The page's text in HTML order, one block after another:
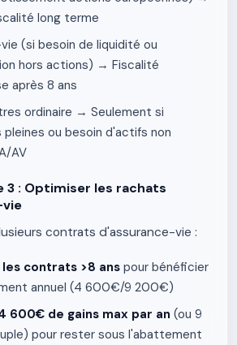
long terme
(si besoin de liquidité ou
hors actions) → Fiscalité
après 8 ans
ordinaire → Seulement si
pleines ou besoin d'actifs non
AV
3 : Optimiser les rachats
contrats d'assurance-vie :
contrats >8 anspour bénéficier
annuel (4 600€/9 200€)
600€ de gains max par an (ou 9
pour rester sous l'abattement